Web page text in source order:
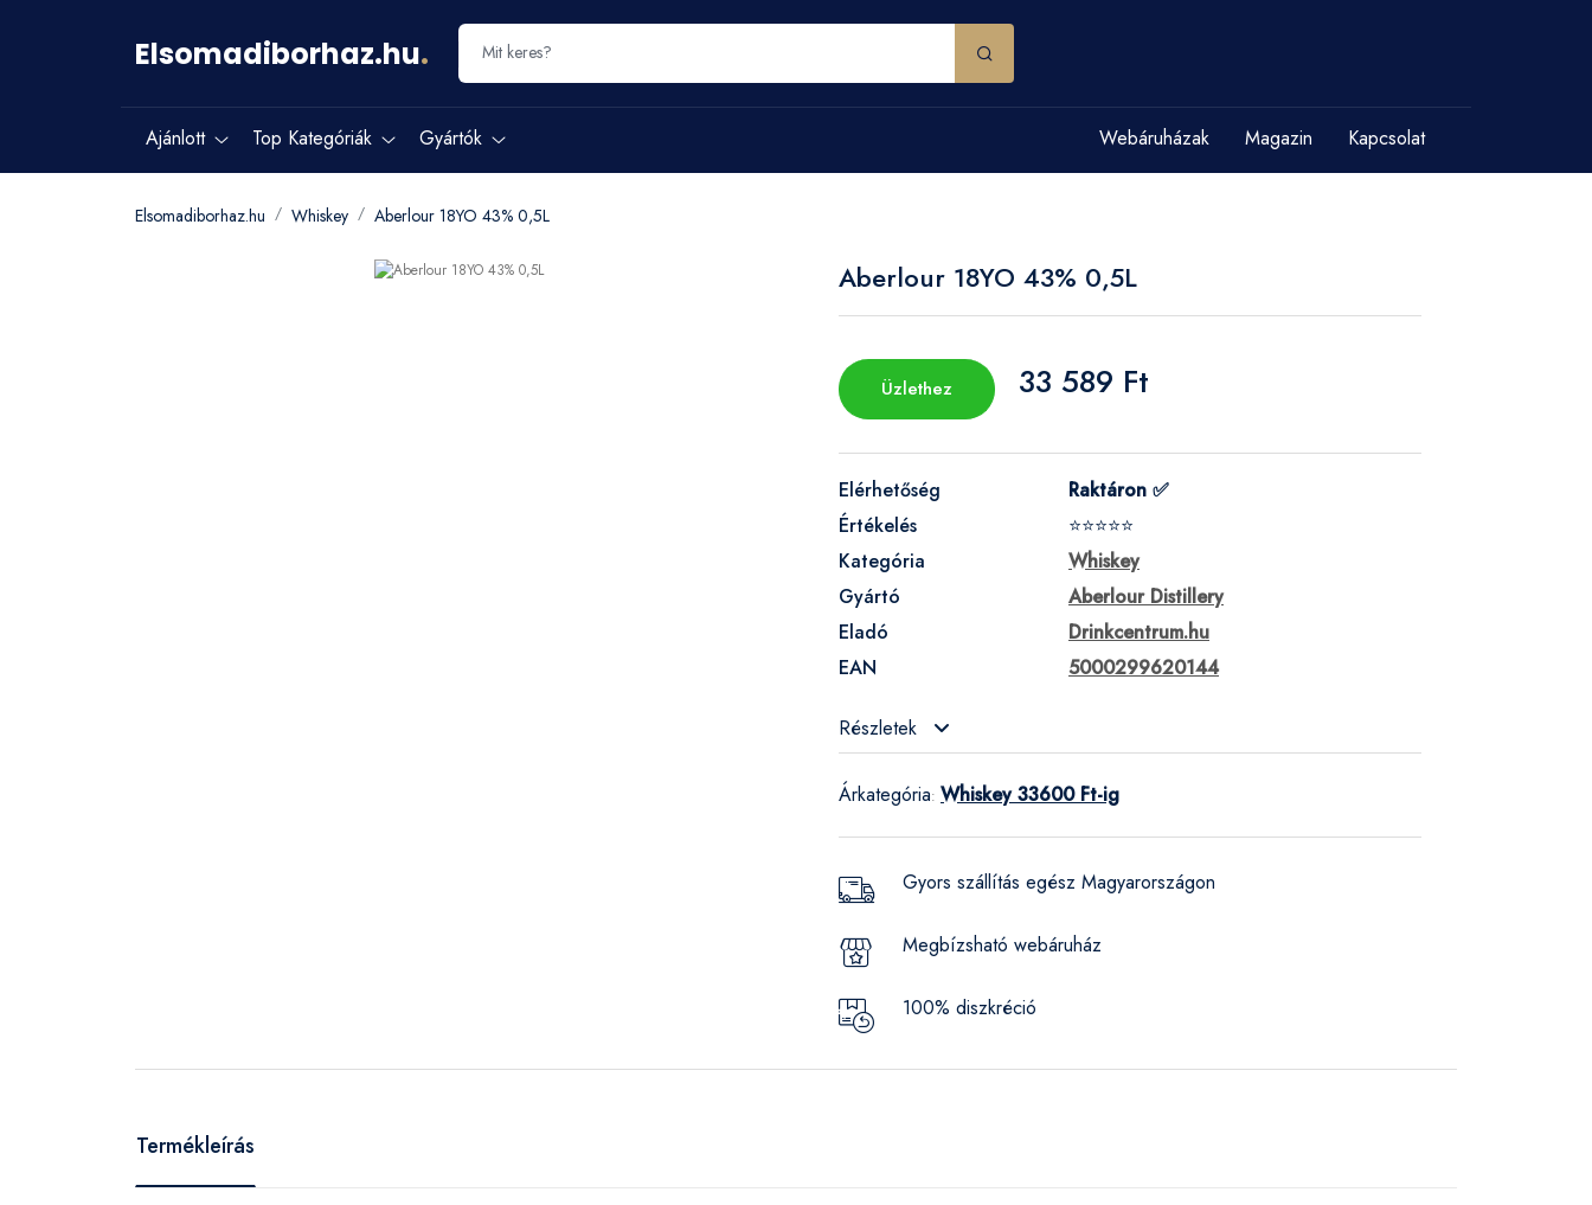
Elsomadiborhaz.hu.
Ajánlott Top Kategóriák Gyártók Webáruházak Magazin Kapcsolat
Elsomadiborhaz.hu Whiskey Aberlour 18YO 43% 0,5L
Aberlour 18YO 43% 0,5L
Üzlethez 33 589 Ft
Elérhetőség
Raktáron ✅
Értékelés
⭐⭐⭐⭐⭐
Kategória
Whiskey
Gyártó
Aberlour Distillery
Eladó
Drinkcentrum.hu
EAN
5000299620144
Részletek
Árkategória: Whiskey 33600 Ft-ig
Gyors szállítás egész Magyarországon
Megbízsható webáruház
100% diszkréció
Termékleírás